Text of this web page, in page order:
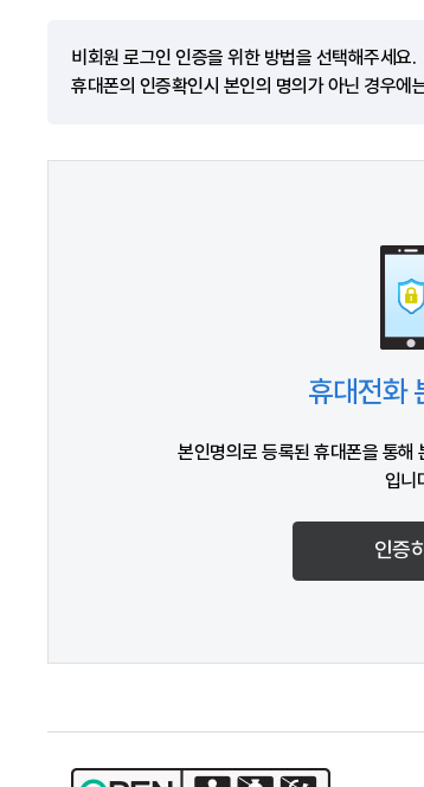
비회원 로그인 인증을 위한 방법을 선택해주세요.
휴대폰의 인증확인시 본인의 명의가 아닌 경우에
휴대전화
본인명의로 등록된 휴대폰을 통해
입니
인증